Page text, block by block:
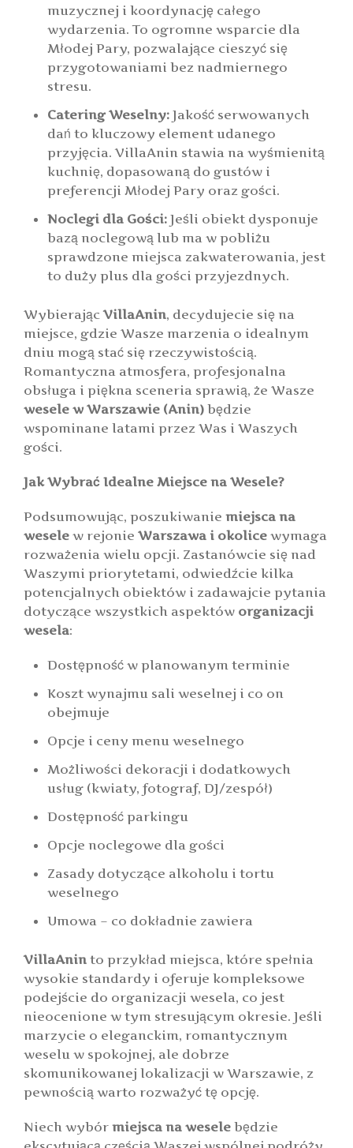
muzycznej i koordynację całego
wydarzenia. To ogromne wsparcie dla
Młodej Pary, pozwalające cieszyć się
przygotowaniami bez nadmiernego
stresu.
Catering Weselny: Jakość serwowanych
dań to kluczowy element udanego
przyjęcia. VillaAnin stawia na wyśmienitą
kuchnię, dopasowaną do gustów i
preferencji Młodej Pary oraz gości.
Noclegi dla Gości: Jeśli obiekt dysponuje
bazą noclegową lub ma w pobliżu
sprawdzone miejsca zakwaterowania, jest
to duży plus dla gości przyjezdnych.
WybierającVillaAnin, decydujecie się na
miejsce, gdzie Wasze marzenia o idealnym
dniu mogą stać się rzeczywistością.
Romantyczna atmosfera, profesjonalna
obsługa i piękna sceneria sprawią, że Wasze
wesele w Warszawie (Anin) będzie
wspominane latami przez Was i Waszych
gości.
Jak Wybrać Idealne Miejsce na Wesele?
Podsumowując, poszukiwanie miejsca na
wesele w rejonie Warszawa i okolice wymaga
rozważenia wielu opcji. Zastanówcie się nad
Waszymi priorytetami, odwiedźcie kilka
potencjalnych obiektów i zadawajcie pytania
dotyczące wszystkich aspektów organizacji
wesela:
Dostępność w planowanym terminie
Koszt wynajmu sali weselnej i co on
obejmuje
Opcje i ceny menu weselnego
Możliwości dekoracji i dodatkowych
usług (kwiaty, fotograf, DJ/zespół)
Dostępność parkingu
Opcje noclegowe dla gości
Zasady dotyczące alkoholu i tortu
weselnego
Umowa – co dokładnie zawiera
VillaAnin to przykład miejsca, które spełnia
wysokie standardy i oferuje kompleksowe
podejście do organizacji wesela, co jest
nieocenione w tym stresującym okresie. Jeśli
marzycie o eleganckim, romantycznym
weselu w spokojnej, ale dobrze
skomunikowanej lokalizacji w Warszawie, z
pewnością warto rozważyć tę opcję.
Niech wybór miejsca na wesele będzie